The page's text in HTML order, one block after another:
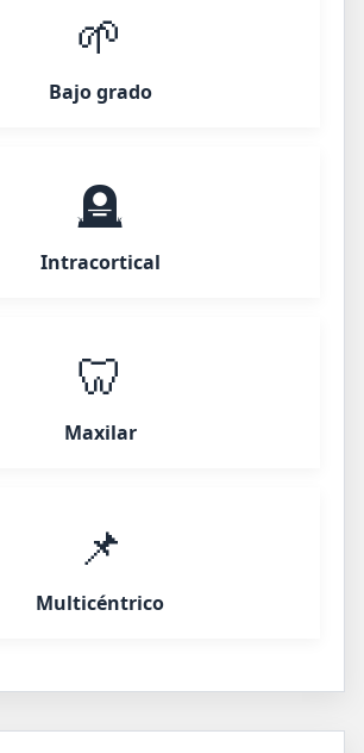
🌱
Bajo grado
🪦
Intracortical
🦷
Maxilar
📌
Multicéntrico